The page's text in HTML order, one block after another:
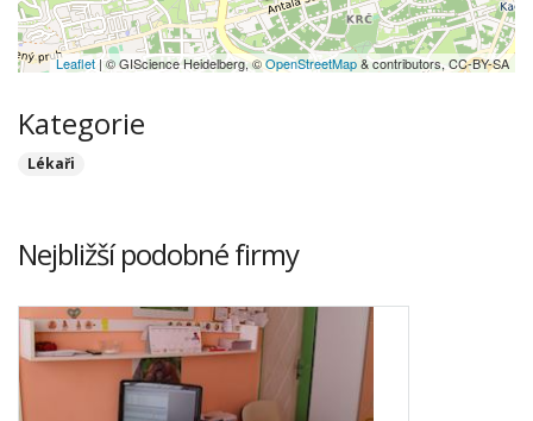
Leaflet| © GIScience Heidelberg, ©OpenStreetMap& contributors, CC-BY-SA
Kategorie
Lékaři
Nejbližší podobné firmy